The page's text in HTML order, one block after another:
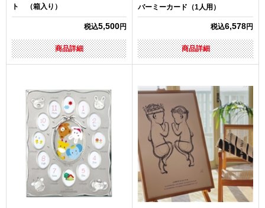
ト （箱入り）
税込5,500円
商品詳細
バーミーカード（1人用）
税込6,578円
商品詳細